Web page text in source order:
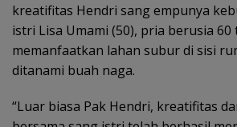
kreatifitas Hendri sang empunya
istri Lisa Umami (50), pria berusia
memanfaatkan lahan subur di sisi
ditanami buah naga.
“Luar biasa Pak Hendri, kreatifitas